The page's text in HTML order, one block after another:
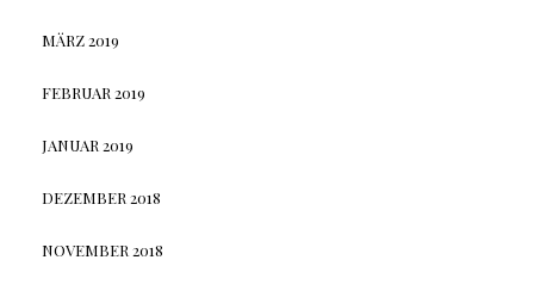
MÄRZ 2019
FEBRUAR 2019
JANUAR 2019
DEZEMBER 2018
NOVEMBER 2018